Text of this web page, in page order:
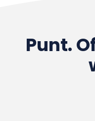
Punt.